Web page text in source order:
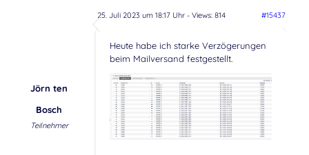
25. Juli 2023 um 18:17 Uhr- Views: 814 #15437
Jörn ten
Bosch
Teilnehmer
Heute habe ich starke Verzögerungen
beim Mailversand festgestellt.